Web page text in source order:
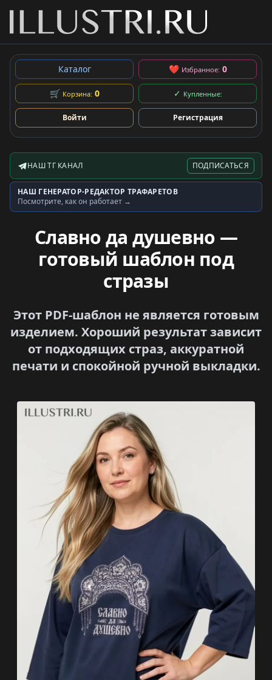
Каталог ❤ Избранное: 0
🛒 Корзина: 0 ✓ Купленные:
Войти Регистрация
Telegram-канал
НАШ ТГ КАНАЛ ПОДПИСАТЬСЯ
Генератор трафаретов
НАШ ГЕНЕРАТОР-РЕДАКТОР ТРАФАРЕТОВ
Посмотрите, как он работает →
Славно да душевно —
готовый шаблон под
стразы
Этот PDF-шаблон не является готовым
изделием. Хороший результат зависит
от подходящих страз, аккуратной
печати и спокойной ручной выкладки.